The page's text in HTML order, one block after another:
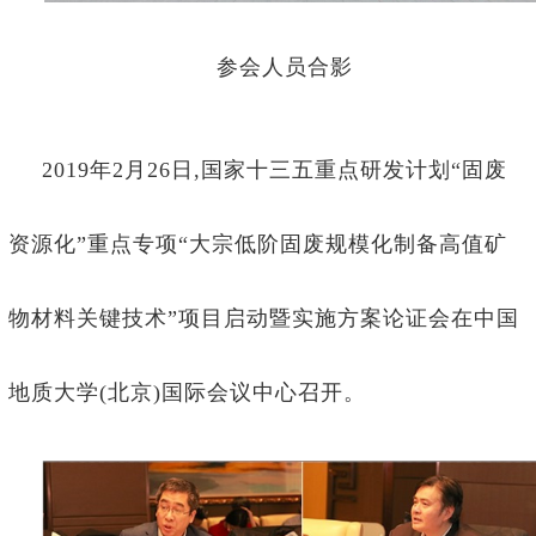
参会人员合影
2019年2月26日,国家十三五重点研发计划“固废
资源化”重点专项“大宗低阶固废规模化制备高值矿
物材料关键技术”项目启动暨实施方案论证会在中国
地质大学(北京)国际会议中心召开。